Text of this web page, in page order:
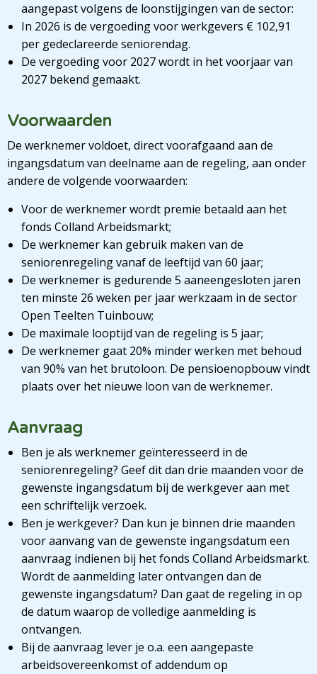
aangepast volgens de loonstijgingen van de sector:
In 2026 is de vergoeding voor werkgevers € 102,91
per gedeclareerde seniorendag.
De vergoeding voor 2027 wordt in het voorjaar van
2027 bekend gemaakt.
Voorwaarden
De werknemer voldoet, direct voorafgaand aan de
ingangsdatum van deelname aan de regeling, aan onder
andere de volgende voorwaarden:
Voor de werknemer wordt premie betaald aan het
fonds Colland Arbeidsmarkt;
De werknemer kan gebruik maken van de
seniorenregeling vanaf de leeftijd van 60 jaar;
De werknemer is gedurende 5 aaneengesloten jaren
ten minste 26 weken per jaar werkzaam in de sector
Open Teelten Tuinbouw;
De maximale looptijd van de regeling is 5 jaar;
De werknemer gaat 20% minder werken met behoud
van 90% van het brutoloon. De pensioenopbouw vindt
plaats over het nieuwe loon van de werknemer.
Aanvraag
Ben je als werknemer geïnteresseerd in de
seniorenregeling? Geef dit dan drie maanden voor de
gewenste ingangsdatum bij de werkgever aan met
een schriftelijk verzoek.
Ben je werkgever? Dan kun je binnen drie maanden
voor aanvang van de gewenste ingangsdatum een
aanvraag indienen bij het fonds Colland Arbeidsmarkt.
Wordt de aanmelding later ontvangen dan de
gewenste ingangsdatum? Dan gaat de regeling in op
de datum waarop de volledige aanmelding is
ontvangen.
Bij de aanvraag lever je o.a. een aangepaste
arbeidsovereenkomst of addendum op